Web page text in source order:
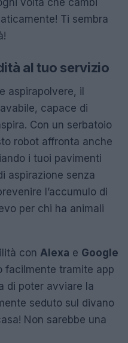
Ti sembra
al tuo servizio
aspirapolvere, il
capace di
Con un serbatoio
robot affronta anche
i tuoi pavimenti
aspirazione senza
l’accumulo di
per chi ha animali
con Alexa e Google
facilmente tramite app
di poter avviare la
seduto sul divano
Non sarebbe una